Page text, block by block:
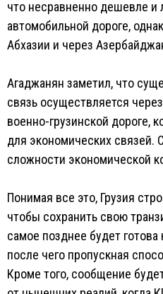
что несравненно дешевле и
автомобильной дороге,
Абхазии и через
Агаджанян заметил, что
связь осуществляется
военно-грузинской дороге,
для экономических связей.
сложности экономической
Понимая все это, Грузия
чтобы сохранить свою
самое позднее будет
после чего пропускная
Кроме того, сообщение